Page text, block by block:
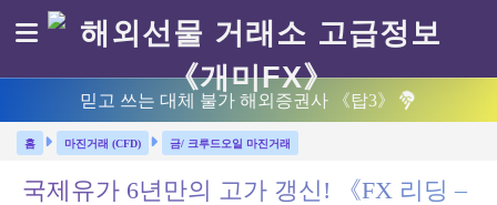
믿고 쓰는 대체 불가 해외증권사 《탑3》
마진거래 (CFD) 금/ 크루드오일 마진거래
국제유가 6년만의 고가 갱신! 《FX 리딩 –